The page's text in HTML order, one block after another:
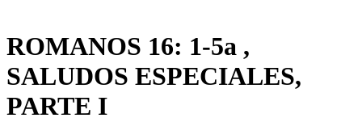
ROMANOS 16: 1-5a ,
SALUDOS ESPECIALES,
PARTE I